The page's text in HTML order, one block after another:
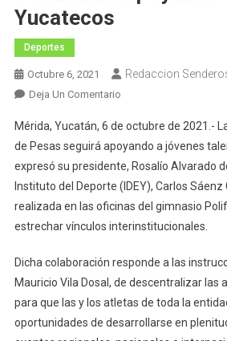
Yucatecos
Deportes
Octubre 6, 2021 Redaccion
Deja Un ComentarioEn
Mexicana
De
Pesas
Continuará
Apoyando
Talentos
Mérida, Yucatán, 6 de octubre de 2021.-
de Pesas seguirá apoyando a jóvenes
expresó su presidente, Rosalío Alvarado
Instituto del Deporte (IDEY), Carlos
realizada en las oficinas del gimnasio
estrechar vínculos interinstitucionales.
Dicha colaboración responde a las
Mauricio Vila Dosal, de descentralizar las
para que las y los atletas de toda la
oportunidades de desarrollarse en